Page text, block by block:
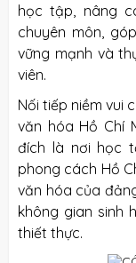
học tập, nâng
chuyên môn,
vững mạnh và
viên.
Nối tiếp niềm vui
văn hóa Hồ Chí
đích là nơi học
phong cách Hồ
văn hóa của
không gian sinh
thiết thực.